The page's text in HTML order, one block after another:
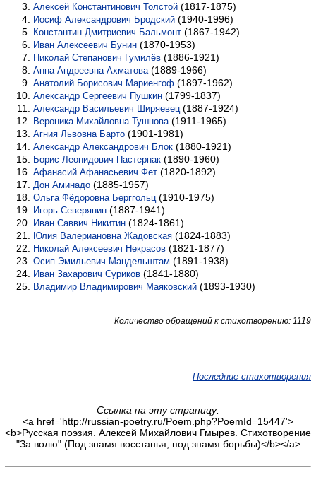
Алексей Константинович Толстой (1817-1875)
Иосиф Александрович Бродский (1940-1996)
Константин Дмитриевич Бальмонт (1867-1942)
Иван Алексеевич Бунин (1870-1953)
Николай Степанович Гумилёв (1886-1921)
Анна Андреевна Ахматова (1889-1966)
Анатолий Борисович Мариенгоф (1897-1962)
Александр Сергеевич Пушкин (1799-1837)
Александр Васильевич Ширяевец (1887-1924)
Вероника Михайловна Тушнова (1911-1965)
Агния Львовна Барто (1901-1981)
Александр Александрович Блок (1880-1921)
Борис Леонидович Пастернак (1890-1960)
Афанасий Афанасьевич Фет (1820-1892)
Дон Аминадо (1885-1957)
Ольга Фёдоровна Берггольц (1910-1975)
Игорь Северянин (1887-1941)
Иван Саввич Никитин (1824-1861)
Юлия Валериановна Жадовская (1824-1883)
Николай Алексеевич Некрасов (1821-1877)
Осип Эмильевич Мандельштам (1891-1938)
Иван Захарович Суриков (1841-1880)
Владимир Владимирович Маяковский (1893-1930)
Количество обращений к стихотворению: 1119
Последние стихотворения
Ссылка на эту страницу:
<a href='http://russian-poetry.ru/Poem.php?PoemId=15447'>
<b>Русская поэзия. Алексей Михайлович Гмырев. Стихотворение
"За волю" (Под знамя восстанья, под знамя борьбы)</b></a>